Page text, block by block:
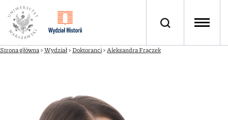
Strona główna>Wydział>Doktoranci>Aleksandra Frączek